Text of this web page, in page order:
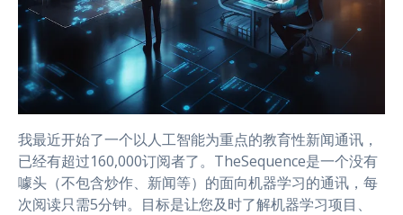
我最近开始了一个以人工智能为重点的教育性新闻通讯，
已经有超过160,000订阅者了。TheSequence是一个没有
噱头（不包含炒作、新闻等）的面向机器学习的通讯，每
次阅读只需5分钟。目标是让您及时了解机器学习项目、